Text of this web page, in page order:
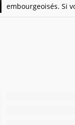
embourgeoisés. Si
tour, entre deux
Hmm... C'est pas